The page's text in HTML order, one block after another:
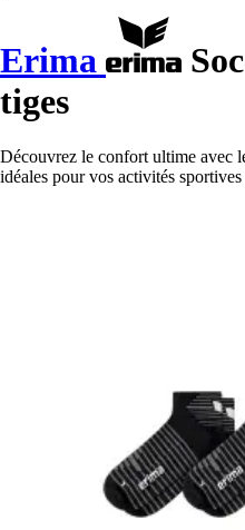
Erima
tiges
Découvrez le confort ultime avec
idéales pour vos activités